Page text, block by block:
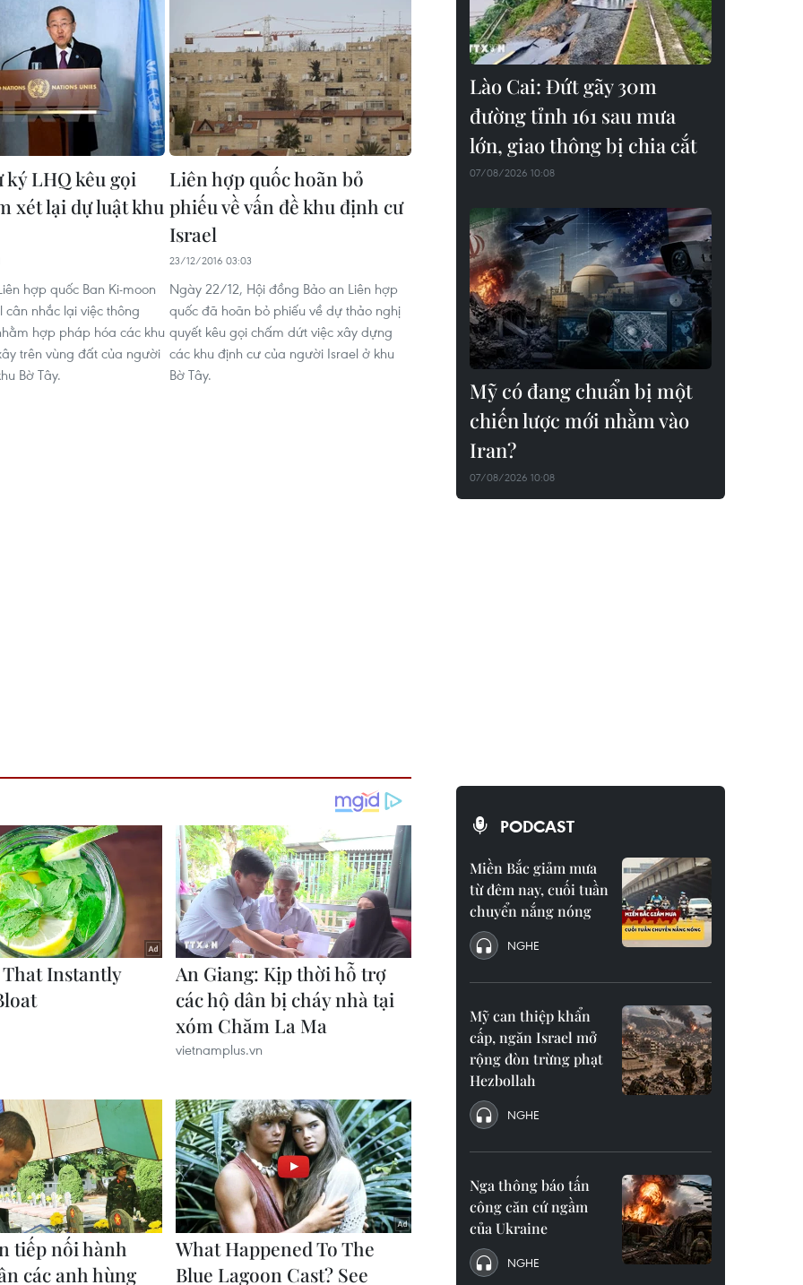
ký LHQ kêu gọi
xét lại dự luật khu
hợp quốc Ban Ki-moon
cân nhắc lại việc thông
hợp pháp hóa các khu
trên vùng đất của người
Bờ Tây.
Liên hợp quốc hoãn bỏ
phiếu về vấn đề khu định cư
Israel
23/12/2016 03:03
Ngày 22/12, Hội đồng Bảo an Liên hợp
quốc đã hoãn bỏ phiếu về dự thảo nghị
quyết kêu gọi chấm dứt việc xây dựng
các khu định cư của người Israel ở khu
Bờ Tây.
Lào Cai: Đứt gãy 30m
đường tỉnh 161 sau mưa
lớn, giao thông bị chia cắt
07/08/2026 10:08
Mỹ có đang chuẩn bị một
chiến lược mới nhằm vào
Iran?
07/08/2026 10:08
PODCAST
Miền Bắc giảm mưa
từ đêm nay, cuối tuần
chuyển nắng nóng
NGHE
Mỹ can thiệp khẩn
cấp, ngăn Israel mở
rộng đòn trừng phạt
Hezbollah
NGHE
Nga thông báo tấn
công căn cứ ngầm
của Ukraine
NGHE